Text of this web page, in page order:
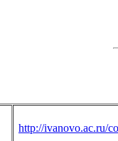
http://ivanovo.ac.ru/